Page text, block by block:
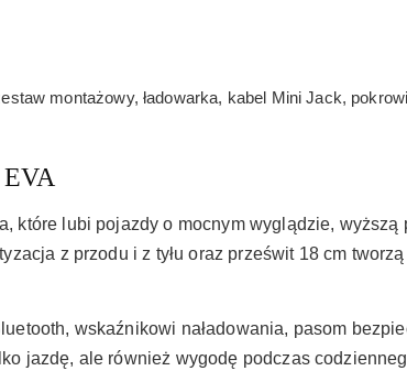
montażowy, ładowarka, kabel Mini Jack,
które lubi pojazdy o mocnym wyglądzie,
z przodu i z tyłu oraz prześwit 18 cm
wskaźnikowi naładowania, pasom
jazdę, ale również wygodę podczas